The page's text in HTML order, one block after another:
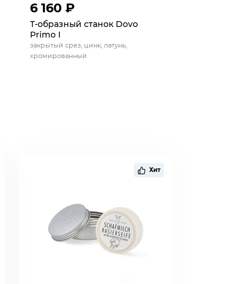
6 160 ₽
Т-образный станок Dovo
Primo I
закрытый срез, цинк, латунь,
хромированный
Хит